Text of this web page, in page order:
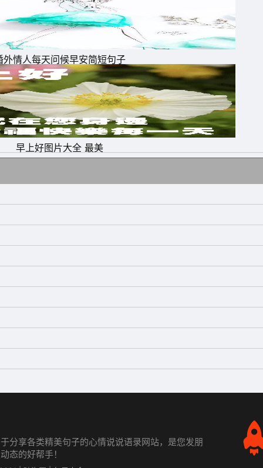
外情人每天问候早安简短句子
早上好图片大全 最美
分享各类精美句子的心情说说语录网站，是您发朋
态的好帮手！